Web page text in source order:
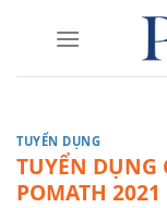
TUYỂN DỤNG
TUYỂN DỤNG
POMATH 2021